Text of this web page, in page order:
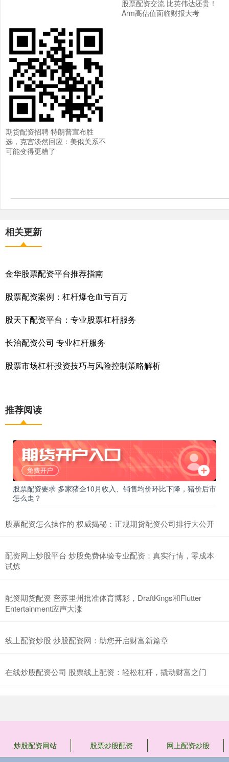
股票配资交流 比英伟达还贵！
Arm高估值面临财报大考
期货配资招聘 特朗普宣布胜
选，克宫淡然回应：美俄关系不
可能变得更糟了
相关更新
金华股票配资平台推荐指南
股票配资案例：杠杆爆仓血亏百万
股天下配资平台：专业股票杠杆服务
长治配资公司 专业杠杆服务
股票市场杠杆投资技巧与风险控制策略解析
推荐阅读
股票配资要求 多家猪企10月收入、销售均价环比下降，猪价后市
怎么走？
股票配资怎么操作的 权威揭秘：正规期货配资公司排行大公开
配资网上炒股平台 炒股免费体验专业配资：真实行情，零成本
试炼
配资期货配资 密苏里州批准体育博彩，DraftKings和Flutter
Entertainment应声大涨
线上配资炒股 炒股配资网：助您开启财富新篇章
在线炒股配资公司 股票线上配资：轻松杠杆，撬动财富之门
炒股配资网站 股票炒股配资 网上配资炒股